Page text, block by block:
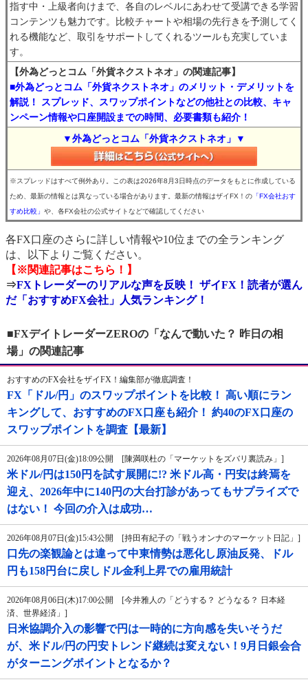
指す中・上級者向けまで、各自のレベルにあわせて受講できる学習
コンテンツも魅力です。比較チャートや相場の先行きを予測してく
れる機能など、取引をサポートしてくれるツールも充実していま
す。
【外為どっとコム「外貨ネクストネオ」の関連記事】
■外為どっとコム「外貨ネクストネオ」のメリット・デメリットを
解説！ スプレッド、スワップポイントなどの他社との比較、キャ
ンペーン情報や口座開設までの時間、必要書類も紹介！
▼外為どっとコム「外貨ネクストネオ」▼
※スプレッドはすべて例外あり。この表は2026年8月3日時点のデータをもとに作成している
ため、最新の情報とは異なっている場合があります。最新の情報はザイFX！の 「FX会社おす
すめ比較」 や、各FX会社の公式サイトなどで確認してください
各FX口座のさらに詳しい情報や10位までの全ランキング
は、以下よりご覧ください。
【※関連記事はこちら！】
⇒FXトレーダーのリアルな声を反映！ ザイFX！読者が選ん
だ「おすすめFX会社」人気ランキング！
■FXデイトレーダーZEROの「なんで動いた？ 昨日の相
場」の関連記事
おすすめのFX会社をザイFX！編集部が徹底調査！
FX「ドル/円」のスワップポイントを比較！ 高い順にラン
キングして、おすすめのFX口座も紹介！ 約40のFX口座の
スワップポイントを調査【最新】
2026年08月07日(金)18:09公開 [陳満咲杜の「マーケットをズバリ裏読み」]
米ドル/円は150円を試す展開に!? 米ドル高・円安は終焉を
迎え、2026年中に140円の大台打診があってもサプライズで
はない！ 今回の介入は成功…
2026年08月07日(金)15:43公開 [持田有紀子の「戦うオンナのマーケット日記」]
口先の楽観論とは違って中東情勢は悪化し原油反発、ドル
円も158円台に戻しドル金利上昇での雇用統計
2026年08月06日(木)17:00公開 [今井雅人の「どうする？ どうなる？ 日本経
済、世界経済」]
日米協調介入の影響で円は一時的に方向感を失いそうだ
が、米ドル/円の円安トレンド継続は変えない！9月日銀会合
がターニングポイントとなるか？